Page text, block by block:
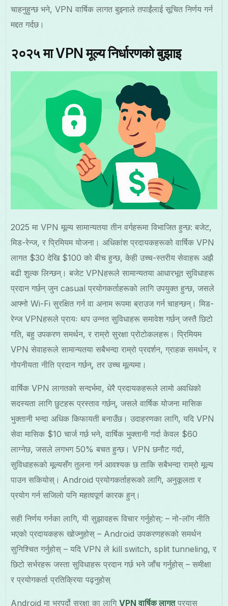
चाहनुहुन्छ भने, VPN वार्षिक लागत बुझ्नाले तपाईंलाई सूचित निर्णय गर्न
मद्दत गर्दछ।
२०२५ मा VPN मूल्य निर्धारणको बुझाइ
2025 मा VPN मूल्य सामान्यतया तीन वर्गहरूमा विभाजित हुन्छ: बजेट,
मिड-रेन्ज, र प्रिमियम योजना। अधिकांश प्रदायकहरूको वार्षिक VPN
लागत $30 देखि $100 को बीच हुन्छ, केही उच्च-स्तरीय सेवाहरू अझै
बढी शुल्क लिन्छन्। बजेट VPNहरूले सामान्यतया आधारभूत सुविधाहरू
प्रदान गर्छन् जुन casual प्रयोगकर्ताहरूको लागि उपयुक्त हुन्छ, जसले
आफ्नो Wi-Fi सुरक्षित गर्न वा अनाम रूपमा ब्राउज गर्न चाहन्छन्। मिड-
रेन्ज VPNहरूले प्रायः थप उन्नत सुविधाहरू समावेश गर्छन् जस्तै छिटो
गति, बहु उपकरण समर्थन, र राम्रो सुरक्षा प्रोटोकलहरू। प्रिमियम
VPN सेवाहरूले सामान्यतया सबैभन्दा राम्रो प्रदर्शन, ग्राहक समर्थन, र
गोपनीयता नीति प्रदान गर्छन्, तर उच्च मूल्यमा।
वार्षिक VPN लागतको सन्दर्भमा, धेरै प्रदायकहरूले लामो अवधिको
सदस्यता लागि छुटहरू प्रस्ताव गर्छन्, जसले वार्षिक योजना मासिक
भुक्तानी भन्दा अधिक किफायती बनाउँछ। उदाहरणका लागि, यदि VPN
सेवा मासिक $10 चार्ज गर्छ भने, वार्षिक भुक्तानी गर्दा केवल $60
लाग्नेछ, जसले लगभग 50% बचत हुन्छ। VPN छनौट गर्दा,
सुविधाहरूको मूल्यसँग तुलना गर्न आवश्यक छ ताकि सबैभन्दा राम्रो मूल्य
पाउन सकियोस्। Android प्रयोगकर्ताहरूको लागि, अनुकूलता र
प्रयोग गर्न सजिलो पनि महत्वपूर्ण कारक हुन्।
सही निर्णय गर्नका लागि, यी सुझावहरू विचार गर्नुहोस्: – नो-लॉग नीति
भएको प्रदायकहरू खोज्नुहोस् – Android उपकरणहरूको समर्थन
सुनिश्चित गर्नुहोस् – यदि VPN ले kill switch, split tunneling, र
छिटो सर्भरहरू जस्ता सुविधाहरू प्रदान गर्छ भने जाँच गर्नुहोस् – समीक्षा
र प्रयोगकर्ता प्रतिक्रिया पढ्नुहोस्
Android मा भरपर्दो सुरक्षा का लागिVPN वार्षिक लागतप्रयास